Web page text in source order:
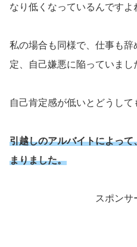
なり低くなっているんですよ
私の場合も同様で、仕事も
定、自己嫌悪に陥っていまし
自己肯定感が低いとどうして
引越しのアルバイトによっ
まりました。
スポンサ